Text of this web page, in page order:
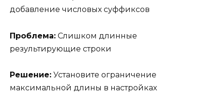
добавление числовых суффиксов
Проблема: Слишком длинные
результирующие строки
Решение: Установите ограничение
максимальной длины в настройках